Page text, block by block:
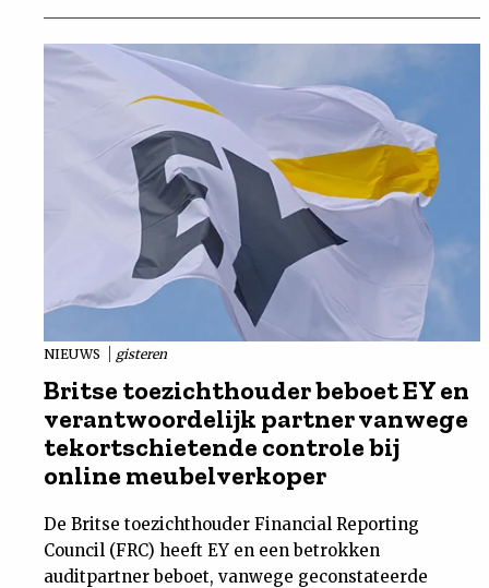
NIEUWS gisteren
Britse toezichthouder beboet EY en
verantwoordelijk partner vanwege
tekortschietende controle bij
online meubelverkoper
De Britse toezichthouder Financial Reporting
Council (FRC) heeft EY en een betrokken
auditpartner beboet, vanwege geconstateerde